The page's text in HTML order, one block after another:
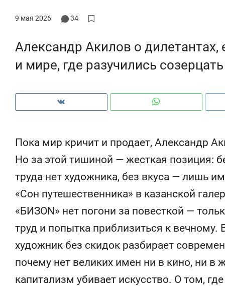
9 мая 2026 34
Александр Акилов о дилетантах,
и мире, где разучились
Пока мир кричит и продает, Александр
Но за этой тишиной — жесткая позиция:
труда нет художника, без вкуса — лишь
«Сон путешественника» в казанской
«БИЗON» нет погони за повесткой —
труд и попытка приблизиться к
художник без скидок разбирает
почему нет великих имен ни в кино, ни в
капитализм убивает искусство. О том,
Рекомендуем
«В банкротствах сегодня
ищут не активы, а людей,
которые ими управляли. Они
отвечают личным
имуществом!»
Рекомендуем
Опыт
природе,
с
состоянием